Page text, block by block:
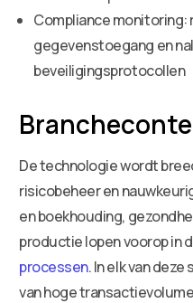
Compliance
gegevenstoegang en
beveiligingsprotocollen
De technologie wordt
risicobeheer en
en boekhouding,
productie lopen voorop in
processen. In elk van
van hoge